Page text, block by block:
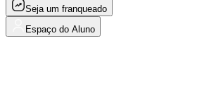
Seja um franqueado
Espaço do Aluno